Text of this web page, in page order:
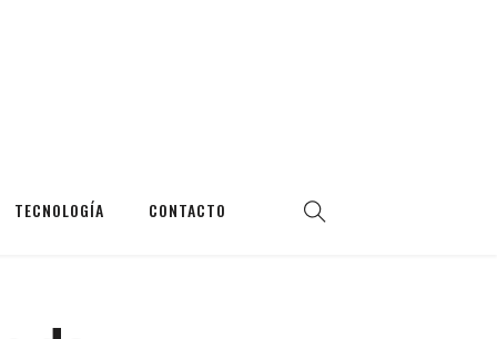
TECNOLOGÍA CONTACTO